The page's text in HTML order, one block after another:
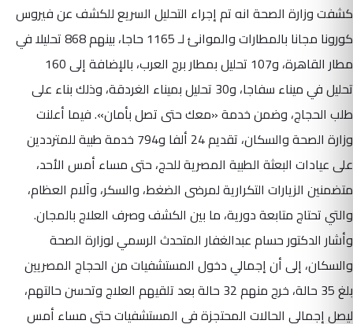
كشفت وزارة الصحة انه تم إجراء التحليل السريع للكشف عن فيروس
كورونا مجانا بالمطارات والموانئ لـ 1165 حاجا، بينهم 868 تحليلا في
مطار القاهرة، و107 تحليل بمطار برج العرب، بالإضافة إلى 160
تحليل في ميناء سفاجا، و30 تحليل بميناء الغردقة، وذلك بناء على
طلب الحجاج، وضمن خدمة «معك حتى تصل بأمان». فيما أعلنت
وزارة الصحة والسكان، تقديم 24 ألفا و794 خدمة طبية للمترددين
على عيادات البعثة الطبية المصرية للحج، حتى مساء أمس الأحد،
متضمنين الزيارات التكرارية لمرضى الضغط، والسكر، وآلام العظام،
والتي تحتاج متابعة دورية، ما بين الكشف وصرف العلاج بالمجان.
وأشار الدكتور حسام عبدالغفار المتحدث الرسمي لوزارة الصحة
والسكان، إلى أن إجمالي دخول المستشفيات من الحجاج المصريين
بلغ 35 حالة، خرج منهم 32 حالة بعد تلقيهم العلاج وتحسن حالتهم،
ليصل إجمالي الحالات المحتجزة في المستشفيات حتى مساء أمس